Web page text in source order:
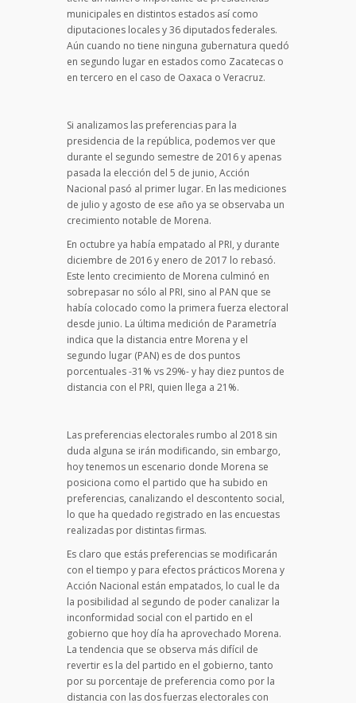
municipales en distintos estados así como
diputaciones locales y 36 diputados federales.
Aún cuando no tiene ninguna gubernatura quedó
en segundo lugar en estados como Zacatecas o
en tercero en el caso de Oaxaca o Veracruz.
Si analizamos las preferencias para la
presidencia de la república, podemos ver que
durante el segundo semestre de 2016 y apenas
pasada la elección del 5 de junio, Acción
Nacional pasó al primer lugar. En las mediciones
de julio y agosto de ese año ya se observaba un
crecimiento notable de Morena.
En octubre ya había empatado al PRI, y durante
diciembre de 2016 y enero de 2017 lo rebasó.
Este lento crecimiento de Morena culminó en
sobrepasar no sólo al PRI, sino al PAN que se
había colocado como la primera fuerza electoral
desde junio. La última medición de Parametría
indica que la distancia entre Morena y el
segundo lugar (PAN) es de dos puntos
porcentuales -31% vs 29%- y hay diez puntos de
distancia con el PRI, quien llega a 21%.
Las preferencias electorales rumbo al 2018 sin
duda alguna se irán modificando, sin embargo,
hoy tenemos un escenario donde Morena se
posiciona como el partido que ha subido en
preferencias, canalizando el descontento social,
lo que ha quedado registrado en las encuestas
realizadas por distintas firmas.
Es claro que estás preferencias se modificarán
con el tiempo y para efectos prácticos Morena y
Acción Nacional están empatados, lo cual le da
la posibilidad al segundo de poder canalizar la
inconformidad social con el partido en el
gobierno que hoy día ha aprovechado Morena.
La tendencia que se observa más difícil de
revertir es la del partido en el gobierno, tanto
por su porcentaje de preferencia como por la
distancia con las dos fuerzas electorales con